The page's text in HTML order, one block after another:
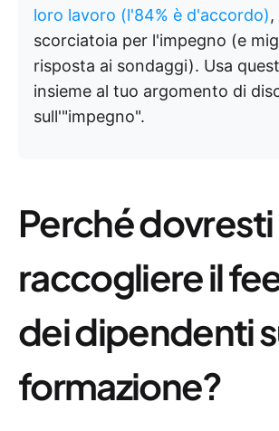
loro lavoro (l'84% è d'accordo)
scorciatoia per l'impegno (e
risposta ai sondaggi). Usa
insieme al tuo argomento di
sull'"impegno".
Perché dovresti
raccogliere il
dei dipendenti
formazione?